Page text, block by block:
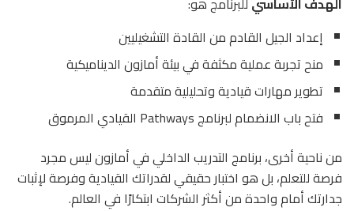
إعداد الجيل القادم من القادة التشغيليين
منح تجربة عملية مكثفة في بيئة أمازون الديناميكية
تطوير مهارات قيادية وتحليلية متقدمة
فتح باب الانضمام لبرنامج Pathways القيادي المرموق
من ناحية أخرى، برنامج التدريب الداخلي في أمازون ليس مجرد
فرصة للتعلم، بل هو اختبار حقيقي لقدراتك القيادية وفرصة لإثبات
جدارتك أمام واحدة من أكثر الشركات ابتكارًا في العالم.